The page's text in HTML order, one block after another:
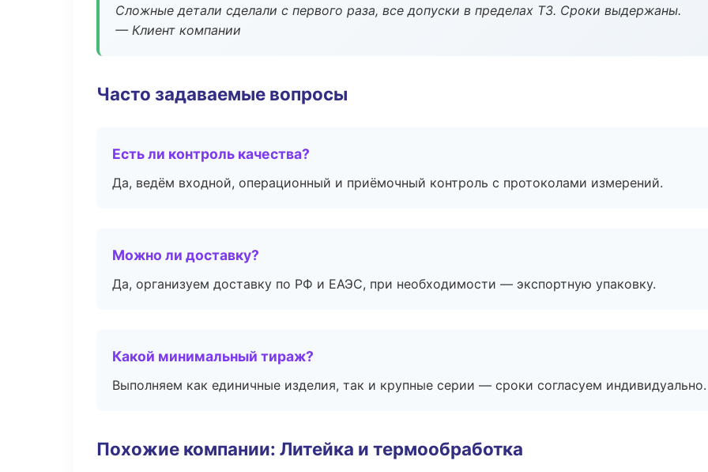
Сложные детали сделали с первого раза, все допуски в пределах ТЗ. Сроки выдержаны.
— Клиент компании
Часто задаваемые вопросы
Есть ли контроль качества?
Да, ведём входной, операционный и приёмочный контроль с протоколами измерений.
Можно ли доставку?
Да, организуем доставку по РФ и ЕАЭС, при необходимости — экспортную упаковку.
Какой минимальный тираж?
Выполняем как единичные изделия, так и крупные серии — сроки согласуем индивидуально.
Похожие компании: Литейка и термообработка